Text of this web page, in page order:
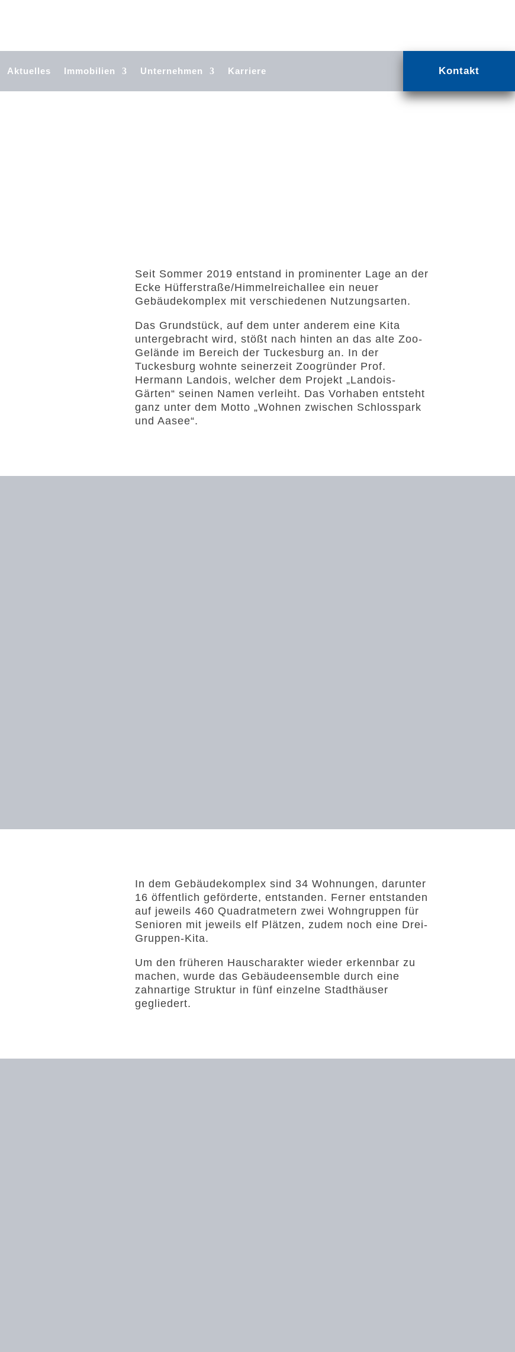
Aktuelles Immobilien Unternehmen Karriere Kontakt
Seit Sommer 2019 entstand in prominenter Lage an der
Ecke Hüfferstraße/Himmelreichallee ein neuer
Gebäudekomplex mit verschiedenen Nutzungsarten.
Das Grundstück, auf dem unter anderem eine Kita
untergebracht wird, stößt nach hinten an das alte Zoo-
Gelände im Bereich der Tuckesburg an. In der
Tuckesburg wohnte seinerzeit Zoogründer Prof.
Hermann Landois, welcher dem Projekt „Landois-
Gärten“ seinen Namen verleiht. Das Vorhaben entsteht
ganz unter dem Motto „Wohnen zwischen Schlosspark
und Aasee“.
In dem Gebäudekomplex sind 34 Wohnungen, darunter
16 öffentlich geförderte, entstanden. Ferner entstanden
auf jeweils 460 Quadratmetern zwei Wohngruppen für
Senioren mit jeweils elf Plätzen, zudem noch eine Drei-
Gruppen-Kita.
Um den früheren Hauscharakter wieder erkennbar zu
machen, wurde das Gebäudeensemble durch eine
zahnartige Struktur in fünf einzelne Stadthäuser
gegliedert.